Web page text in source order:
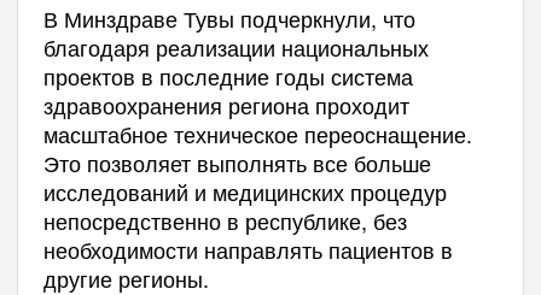
В Минздраве Тувы подчеркнули, что
благодаря реализации национальных
проектов в последние годы система
здравоохранения региона проходит
масштабное техническое переоснащение.
Это позволяет выполнять все больше
исследований и медицинских процедур
непосредственно в республике, без
необходимости направлять пациентов в
другие регионы.